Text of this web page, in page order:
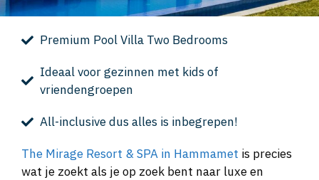
Premium Pool Villa Two Bedrooms
Ideaal voor gezinnen met kids of
vriendengroepen
All-inclusive dus alles is inbegrepen!
The Mirage Resort & SPA in Hammamet is precies
wat je zoekt als je op zoek bent naar luxe en